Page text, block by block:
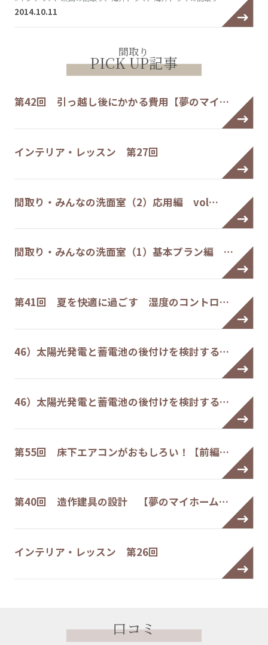
2014.10.11
間取り
PICK UP記事
第42回 引っ越し後にかかる費用【夢のマイ…
インテリア・レッスン 第27回
間取り・みんなの洗面室（2）応用編 vol…
間取り・みんなの洗面室（1）基本プラン編 …
第41回 夏を快適に過ごす 湿度のコントロ…
46）太陽光発電と蓄電池の後付けを検討する…
46）太陽光発電と蓄電池の後付けを検討する…
第55回 床下エアコンがおもしろい！【前編…
第40回 造作建具の設計 【夢のマイホーム…
インテリア・レッスン 第26回
口コミ